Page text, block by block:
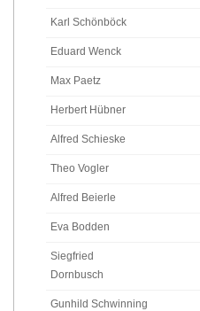
Karl Schönböck
Eduard Wenck
Max Paetz
Herbert Hübner
Alfred Schieske
Theo Vogler
Alfred Beierle
Eva Bodden
Siegfried
Dornbusch
Gunhild Schwinning